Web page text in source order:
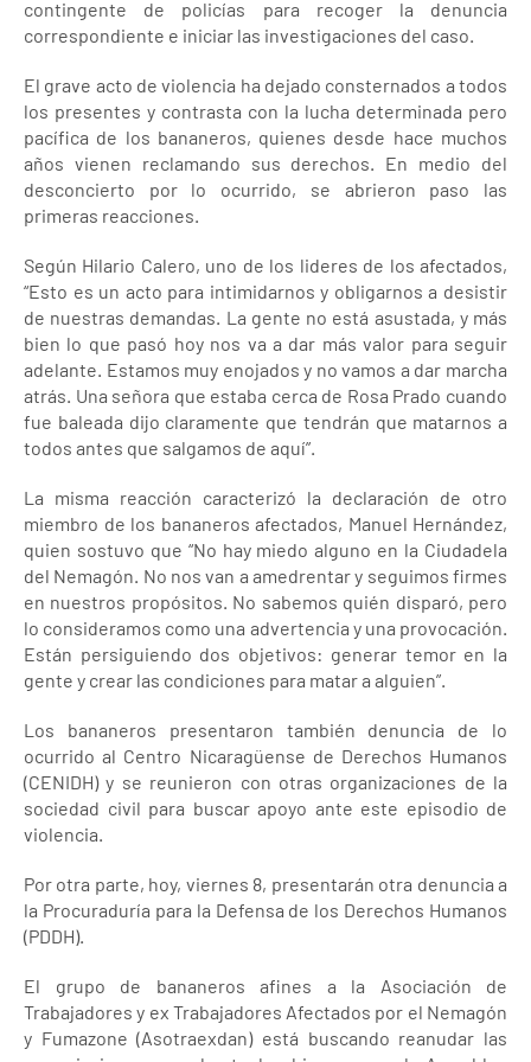
contingente de policías para recoger la denuncia
correspondiente e iniciar las investigaciones del caso.
El grave acto de violencia ha dejado consternados a todos
los presentes y contrasta con la lucha determinada pero
pacífica de los bananeros, quienes desde hace muchos
años vienen reclamando sus derechos. En medio del
desconcierto por lo ocurrido, se abrieron paso las
primeras reacciones.
Según Hilario Calero, uno de los lideres de los afectados,
“Esto es un acto para intimidarnos y obligarnos a desistir
de nuestras demandas. La gente no está asustada, y más
bien lo que pasó hoy nos va a dar más valor para seguir
adelante. Estamos muy enojados y no vamos a dar marcha
atrás. Una señora que estaba cerca de Rosa Prado cuando
fue baleada dijo claramente que tendrán que matarnos a
todos antes que salgamos de aquí”.
La misma reacción caracterizó la declaración de otro
miembro de los bananeros afectados, Manuel Hernández,
quien sostuvo que “No hay miedo alguno en la Ciudadela
del Nemagón. No nos van a amedrentar y seguimos firmes
en nuestros propósitos. No sabemos quién disparó, pero
lo consideramos como una advertencia y una provocación.
Están persiguiendo dos objetivos: generar temor en la
gente y crear las condiciones para matar a alguien”.
Los bananeros presentaron también denuncia de lo
ocurrido al Centro Nicaragüense de Derechos Humanos
(CENIDH) y se reunieron con otras organizaciones de la
sociedad civil para buscar apoyo ante este episodio de
violencia.
Por otra parte, hoy, viernes 8, presentarán otra denuncia a
la Procuraduría para la Defensa de los Derechos Humanos
(PDDH).
El grupo de bananeros afines a la Asociación de
Trabajadores y ex Trabajadores Afectados por el Nemagón
y Fumazone (Asotraexdan) está buscando reanudar las